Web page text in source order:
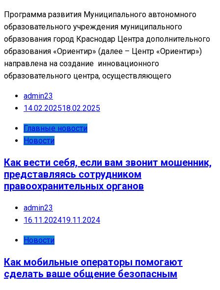
Программа развития Муниципального автономного
образовательного учреждения муниципального
образования город Краснодар Центра дополнительного
образования «Ориентир» (далее – Центр «Ориентир»)
направлена на создание инновационного
образовательного центра, осуществляющего
admin23
14.02.202518.02.2025
Главные новости
Новости
Как вести себя, если вам звонит мошенник,
представляясь сотрудником
правоохранительных органов
admin23
16.11.202419.11.2024
Новости
Как мобильные операторы помогают
сделать ваше общение безопасным